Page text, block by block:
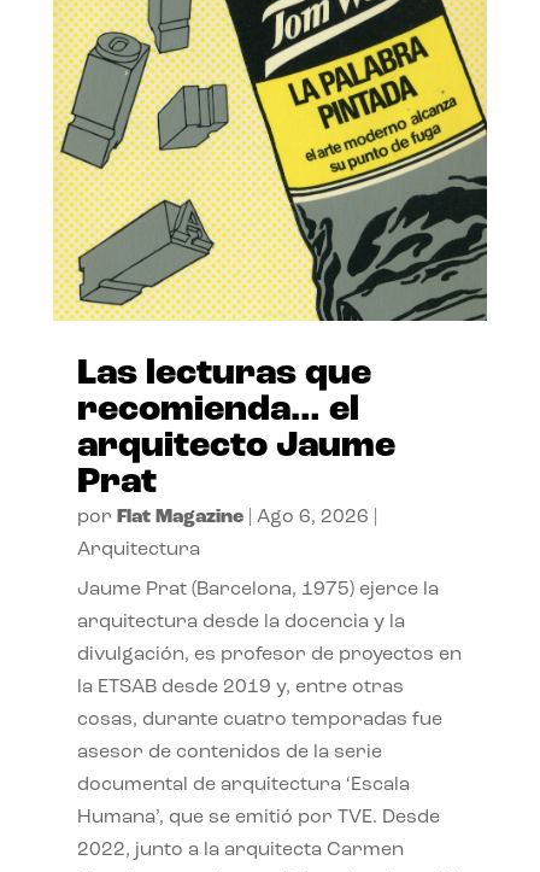
Las lecturas que
recomienda… el
arquitecto Jaume
Prat
por Flat Magazine| Ago 6, 2026
Arquitectura
Jaume Prat (Barcelona, 1975) ejerce la
arquitectura desde la docencia y la
divulgación, es profesor de proyectos en
la ETSAB desde 2019 y, entre otras
cosas, durante cuatro temporadas fue
asesor de contenidos de la serie
documental de arquitectura ‘Escala
Humana’, que se emitió por TVE. Desde
2022, junto a la arquitecta Carmen